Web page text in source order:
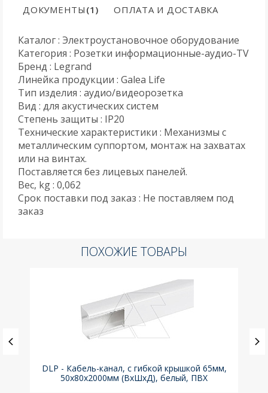
ДОКУМЕНТЫ (1) ОПЛАТА И ДОСТАВКА
Каталог : Электроустановочное оборудование
Категория : Розетки информационные-аудио-TV
Бренд : Legrand
Линейка продукции : Galea Life
Тип изделия : аудио/видеорозетка
Вид : для акустических систем
Степень защиты : IP20
Технические характеристики : Механизмы с
металлическим суппортом, монтаж на захватах
или на винтах.
Поставляется без лицевых панелей.
Вес, kg : 0,062
Срок поставки под заказ : Не поставляем под
заказ
ПОХОЖИЕ ТОВАРЫ
DLP - Кабель-канал, с гибкой крышкой 65мм,
50x80х2000мм (ВхШхД), белый, ПВХ